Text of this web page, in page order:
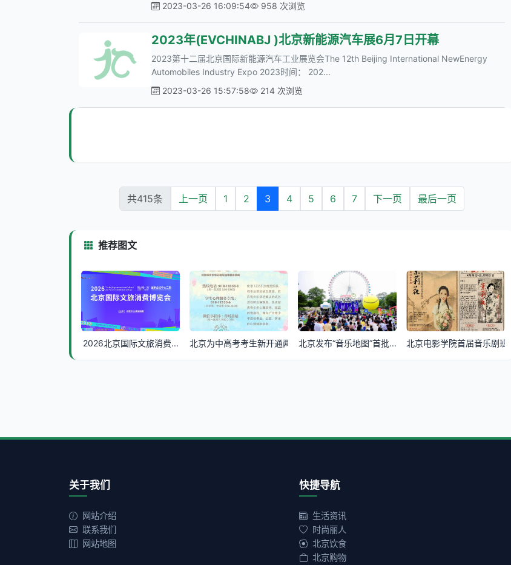
2023-03-26 16:09:54
958 次浏览
2023年(EVCHINABJ )北京新能源汽车展6月7日开幕
2023第十二届北京国际新能源汽车工业展览会The 12th Beijing International NewEnergy
Automobiles Industry Expo 2023时间： 202...
2023-03-26 15:57:58
214 次浏览
共415条 上一页 1 2 3 4 5 6 7 下一页 最后一页
推荐图文
2026北京国际文旅消费... 北京为中高考考生新开通两... 北京发布“音乐地图”首批... 北京电影学院首届音乐剧班...
关于我们
网站介绍
联系我们
网站地图
快捷导航
生活资讯
时尚丽人
北京饮食
北京购物